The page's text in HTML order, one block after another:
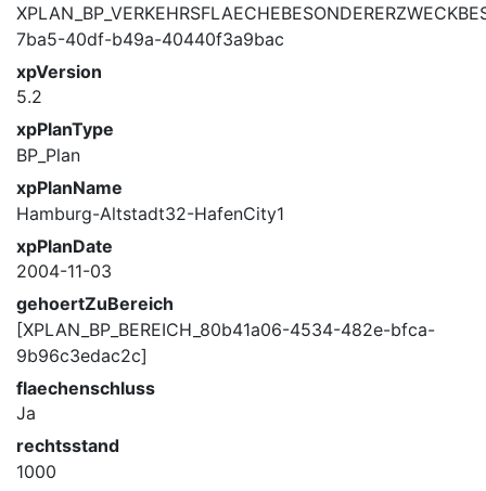
7ba5-40df-b49a-40440f3a9bac
xpVersion
5.2
xpPlanType
BP_Plan
xpPlanName
Hamburg-Altstadt32-HafenCity1
xpPlanDate
2004-11-03
gehoertZuBereich
[XPLAN_BP_BEREICH_80b41a06-4534-482e-bfca-
9b96c3edac2c]
flaechenschluss
Ja
rechtsstand
1000